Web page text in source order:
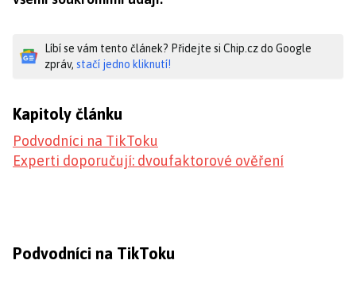
Líbí se vám tento článek? Přidejte si Chip.cz do Google
zpráv, stačí jedno kliknutí!
Kapitoly článku
Podvodníci na TikToku
Experti doporučují: dvoufaktorové ověření
Podvodníci na TikToku